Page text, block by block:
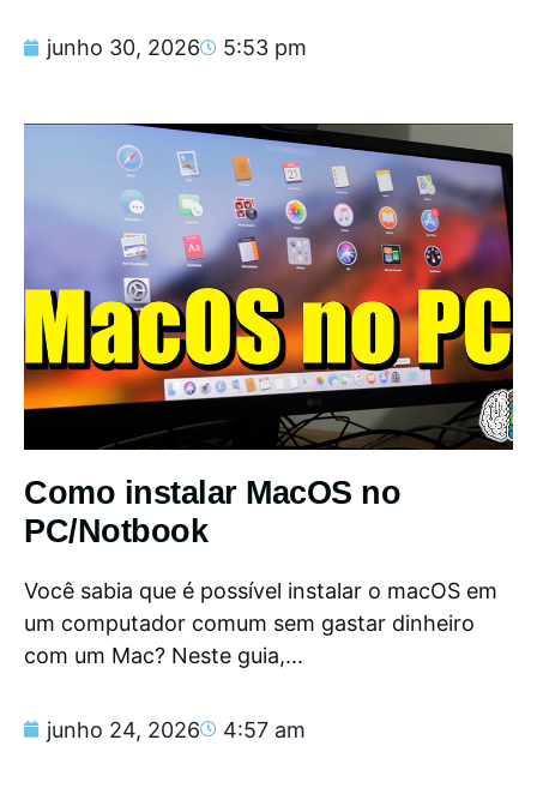
junho 30, 2026 5:53 pm
Como instalar MacOS no
PC/Notbook
Você sabia que é possível instalar o macOS em
um computador comum sem gastar dinheiro
com um Mac? Neste guia,...
junho 24, 2026 4:57 am